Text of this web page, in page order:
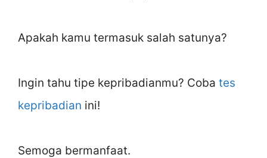
Apakah kamu termasuk salah satunya?
Ingin tahu tipe kepribadianmu? Coba tes
kepribadian ini!
Semoga bermanfaat.